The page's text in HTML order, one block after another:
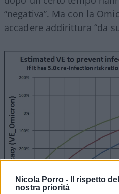
Nicola Porro -
Il rispetto
nostra priorità
“negativa”. Ma con la
accadere addirittura “da